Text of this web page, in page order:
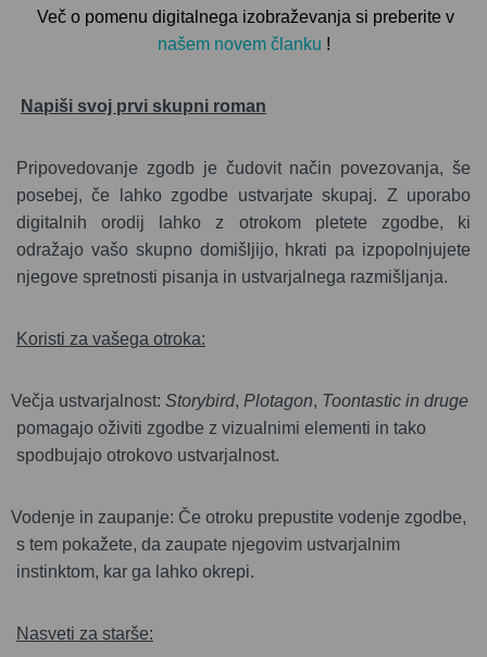
Več o pomenu digitalnega izobraževanja si preberite v
našem novem članku !
Napiši svoj prvi skupni roman
Pripovedovanje zgodb je čudovit način povezovanja, še
posebej, če lahko zgodbe ustvarjate skupaj. Z uporabo
digitalnih orodij lahko z otrokom pletete zgodbe, ki
odražajo vašo skupno domišljijo, hkrati pa izpopolnjujete
njegove spretnosti pisanja in ustvarjalnega razmišljanja.
Koristi za vašega otroka:
Večja ustvarjalnost: Storybird, Plotagon, Toontastic in druge
pomagajo oživiti zgodbe z vizualnimi elementi in tako
spodbujajo otrokovo ustvarjalnost.
Vodenje in zaupanje: Če otroku prepustite vodenje zgodbe,
s tem pokažete, da zaupate njegovim ustvarjalnim
instinktom, kar ga lahko okrepi.
Nasveti za starše: